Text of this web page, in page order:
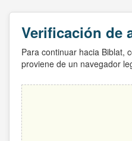
Verificación de
Para continuar hacia Biblat,
proviene de un navegador